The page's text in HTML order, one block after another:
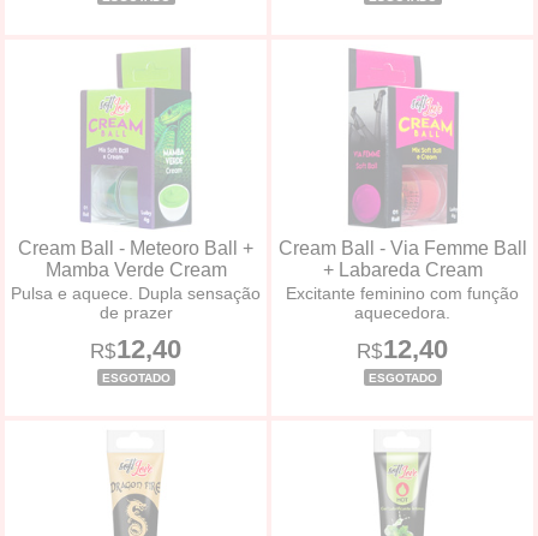
Cream Ball - Meteoro Ball +
Mamba Verde Cream
Pulsa e aquece. Dupla sensação
de prazer
R$12,40
ESGOTADO
Cream Ball - Via Femme Ball
+ Labareda Cream
Excitante feminino com função
aquecedora.
R$12,40
ESGOTADO